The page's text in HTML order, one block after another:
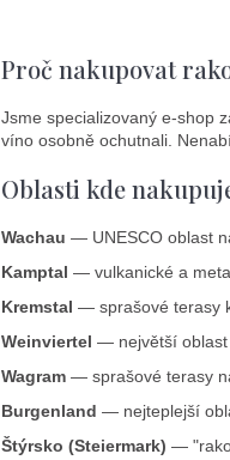
Proč nakupovat
Jsme specializovaný e-shop
víno osobně ochutnali.
Oblasti kde
Wachau — UNESCO oblast
Kamptal — vulkanické a
Kremstal — sprašové terasy
Weinviertel — největší oblast
Wagram — sprašové terasy
Burgenland — nejteplejší
Štýrsko (Steiermark) —